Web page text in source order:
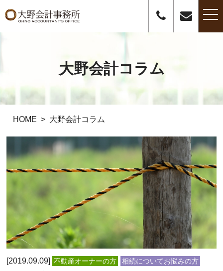
t
o
g
大野会計コラム
HOME 大野会計コラム
2019.09.09 不動産オーナーの方 相続についてお悩みの方